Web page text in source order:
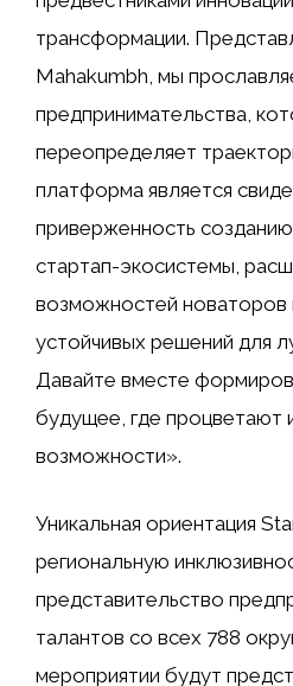
трансформации.
Mahakumbh, мы
предпринимательства,
переопределяет
платформа является
приверженность
стартап-экосистемы,
возможностей новаторов
устойчивых решений для
Давайте вместе
будущее, где процветают
возможности».
Уникальная ориентация
региональную
представительство
талантов со всех 788
мероприятии будут